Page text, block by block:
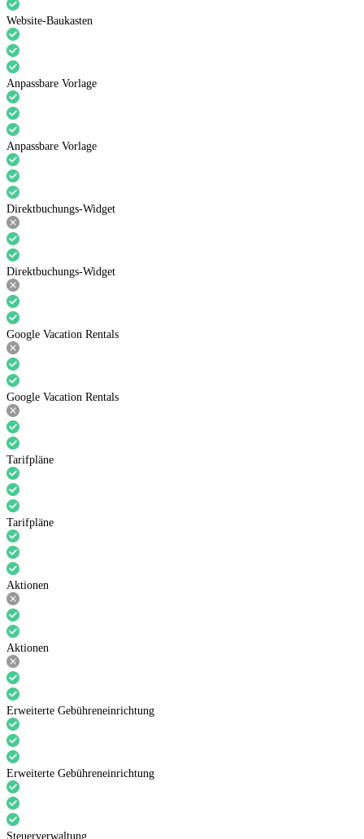
Website-Baukasten
Anpassbare Vorlage
Anpassbare Vorlage
Direktbuchungs-Widget
Direktbuchungs-Widget
Google Vacation Rentals
Google Vacation Rentals
Tarifpläne
Tarifpläne
Aktionen
Aktionen
Erweiterte Gebühreneinrichtung
Erweiterte Gebühreneinrichtung
Steuerverwaltung